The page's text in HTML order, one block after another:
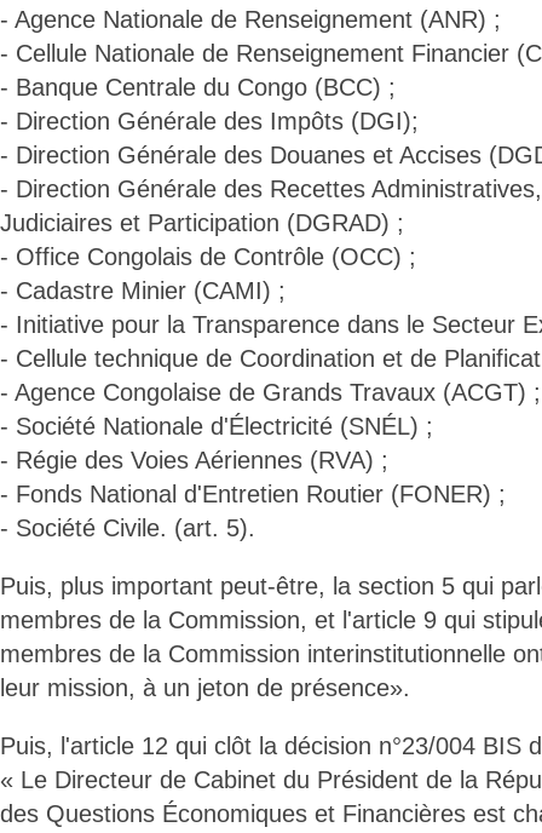
- Agence Nationale de Renseignement (ANR) ;
- Cellule Nationale de Renseignement Financier
- Banque Centrale du Congo (BCC) ;
- Direction Générale des Impôts (DGI);
- Direction Générale des Douanes et Accises
- Direction Générale des Recettes
Judiciaires et Participation (DGRAD) ;
- Office Congolais de Contrôle (OCC) ;
- Cadastre Minier (CAMI) ;
- Initiative pour la Transparence dans le Secteur
- Cellule technique de Coordination et de
- Agence Congolaise de Grands Travaux (ACGT) ;
- Société Nationale d'Électricité (SNÉL) ;
- Régie des Voies Aériennes (RVA) ;
- Fonds National d'Entretien Routier (FONER) ;
- Société Civile. (art. 5).
Puis, plus important peut-être, la section 5 qui
membres de la Commission, et l'article 9 qui
membres de la Commission interinstitutionnelle
leur mission, à un jeton de présence».
Puis, l'article 12 qui clôt la décision n°23/004 BIS
« Le Directeur de Cabinet du Président de la
des Questions Économiques et Financières est